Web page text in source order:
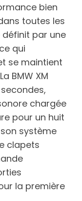
bien
toutes les
définit par une
qui
se maintient
BMW XM
chargée
pour un huit
système
clapets
la première